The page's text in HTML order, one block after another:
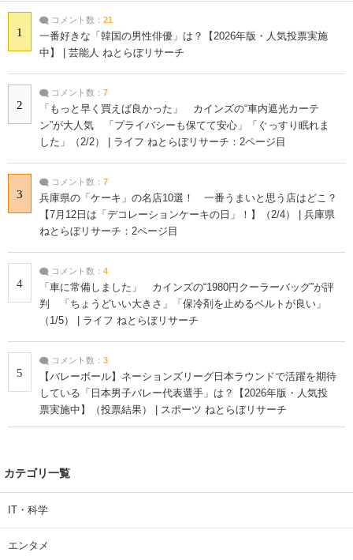
1
コメント数： 21
一番好きな「韓国の男性俳優」は？【2026年版・人気投票実施
中】 | 芸能人 ねとらぼリサーチ
2
コメント数： 7
「もっと早く買えば良かった」 カインズの“車内遮光カーテ
ン”が大人気 「プライバシーも保てて安心」「ぐっすり眠れま
した」（2/2） | ライフ ねとらぼリサーチ：2ページ目
3
コメント数： 7
兵庫県の「ケーキ」の名店10選！ 一番うまいと思う店はどこ？
【7月12日は「デコレーションケーキの日」！】（2/4） | 兵庫県
ねとらぼリサーチ：2ページ目
4
コメント数： 4
「車に常備しました」 カインズの“1980円クーラーバッグ”が評
判 「ちょうどいい大きさ」「保冷剤を止めるベルトが良い」
（1/5） | ライフ ねとらぼリサーチ
5
コメント数： 3
【バレーボール】ネーションズリーグ日本ラウンドで活躍を期待
している「日本男子バレー代表選手」は？【2026年版・人気投
票実施中】（投票結果） | スポーツ ねとらぼリサーチ
カテゴリ一覧
IT・科学
エンタメ